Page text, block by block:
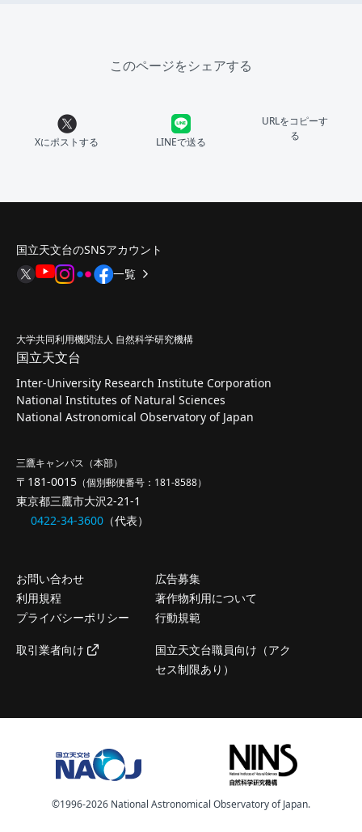
このページをシェアする
Xにポストする LINEで送る
URLをコピーす
る
国立天文台のSNSアカウント
一覧
大学共同利用機関法人 自然科学研究機構
国立天文台
Inter-University Research Institute Corporation
National Institutes of Natural Sciences
National Astronomical Observatory of Japan
三鷹キャンパス（本部）
〒181-0015 （個別郵便番号：181-8588）
東京都三鷹市大沢2-21-1
0422-34-3600 （代表）
お問い合わせ
広告募集
利用規程
著作物利用について
プライバシーポリシー
行動規範
取引業者向け
国立天文台職員向け（アク
セス制限あり）
©️1996-2026 National Astronomical Observatory of Japan.